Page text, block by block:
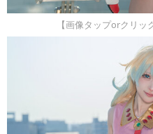
【画像タップorクリッ